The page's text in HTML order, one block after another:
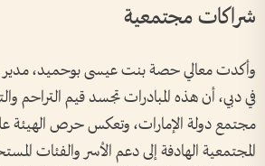
شراكات مجتمعية
وأكدت معالي حصة بنت عيسى بوحميد، مدير
في دبي، أن هذه المبادرات تجسد قيم التراحم
مجتمع دولة الإمارات، وتعكس حرص الهيئة
المجتمعية الهادفة إلى دعم الأسر والفئات